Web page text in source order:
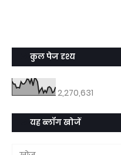
कुल पेज दृश्य
2,270,631
यह ब्लॉग खोजें